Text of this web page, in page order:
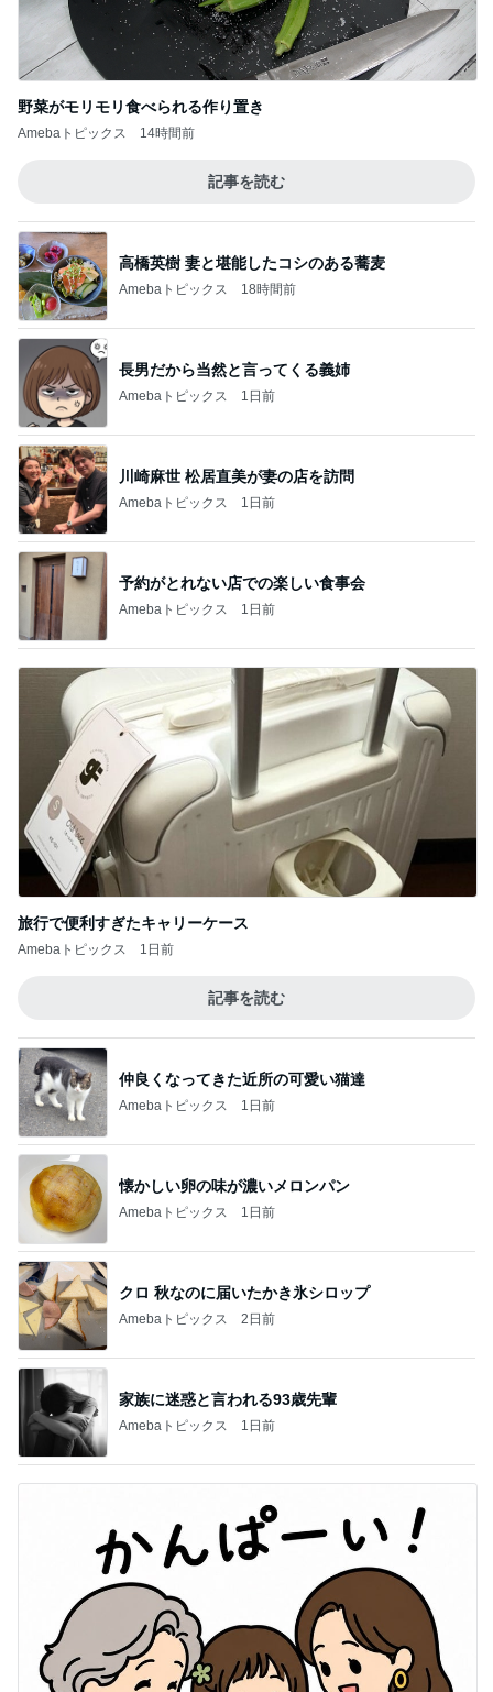
野菜がモリモリ食べられる作り置き
Amebaトピックス 14時間前
記事を読む
高橋英樹 妻と堪能したコシのある蕎麦
Amebaトピックス 18時間前
長男だから当然と言ってくる義姉
Amebaトピックス 1日前
川崎麻世 松居直美が妻の店を訪問
Amebaトピックス 1日前
予約がとれない店での楽しい食事会
Amebaトピックス 1日前
旅行で便利すぎたキャリーケース
Amebaトピックス 1日前
記事を読む
仲良くなってきた近所の可愛い猫達
Amebaトピックス 1日前
懐かしい卵の味が濃いメロンパン
Amebaトピックス 1日前
クロ 秋なのに届いたかき氷シロップ
Amebaトピックス 2日前
家族に迷惑と言われる93歳先輩
Amebaトピックス 1日前